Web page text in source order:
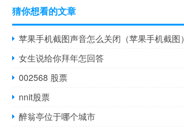
猜你想看的文章
苹果手机截图声音怎么关闭（苹果手机截图）
女生说给你拜年怎回答
002568 股票
nnit股票
醉翁亭位于哪个城市